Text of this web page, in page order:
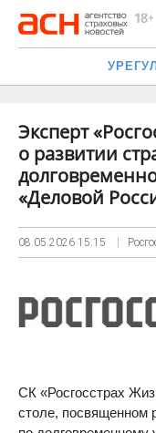
Эксперт
о развитии
«Деловой
08.05.2026 15:15
СК «Росгосстрах
столе, посвященном